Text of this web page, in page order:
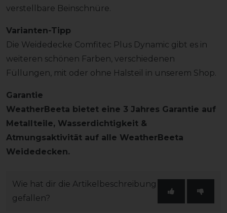
verstellbare Beinschnüre.
Varianten-Tipp
Die Weidedecke Comfitec Plus Dynamic gibt es in
weiteren schönen Farben, verschiedenen
Füllungen, mit oder ohne Halsteil in unserem Shop.
Garantie
WeatherBeeta bietet eine 3 Jahres Garantie auf
Metallteile, Wasserdichtigkeit &
Atmungsaktivität auf alle WeatherBeeta
Weidedecken.
Wie hat dir die Artikelbeschreibung
gefallen?